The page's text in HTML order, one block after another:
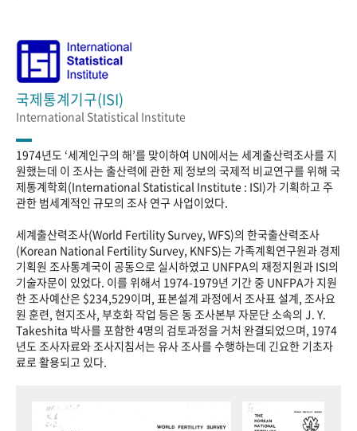
국제통계기구(ISI)
International Statistical Institute
1974년도 ‘세계인구의 해’를 맞이하여 UN에서는 세계출산력조사를 지
원했는데 이 조사는 출산력에 관한 제 정보의 국제적 비교연구를 위해 국
제통계학회(International Statistical Institute : ISI)가 기획하고 주
관한 범세계적인 규모의 조사 연구 사업이었다.
세계출산력조사(World Fertility Survey, WFS)의 한국출산력조사
(Korean National Fertility Survey, KNFS)는 가족계획연구원과 경제
기획원 조사통계국이 공동으로 실시하였고 UNFPA의 재정지원과 ISI의
기술자문이 있었다. 이를 위해서 1974-1979년 기간 중 UNFPA가 지원
한 조사예산은 $234,529이며, 표본설계 과정에서 조사표 설계, 조사요
원 훈련, 현지조사, 부호화 작업 등은 동 조사본부 자문단 소속의 J. Y.
Takeshita 박사를 포함한 4명의 검토과정을 거처 완결되었으며, 1974
년도 조사자료와 조사지침서는 유사 조사를 수행하는데 긴요한 기초자
료로 활용되고 있다.